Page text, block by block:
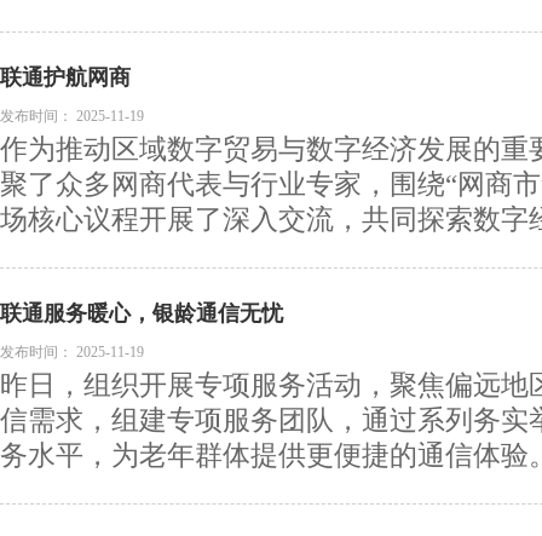
联通护航网商
发布时间： 2025-11-19
作为推动区域数字贸易与数字经济发展的重
聚了众多网商代表与行业专家，围绕“网商
场核心议程开展了深入交流，共同探索数字
联通服务暖心，银龄通信无忧
发布时间： 2025-11-19
昨日，组织开展专项服务活动，聚焦偏远地
信需求，组建专项服务团队，通过系列务实
务水平，为老年群体提供更便捷的通信体验